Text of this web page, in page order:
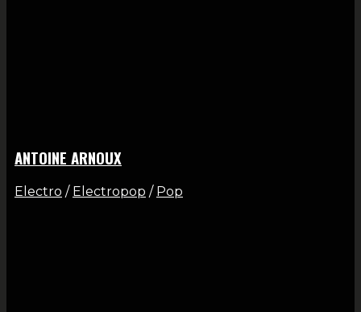
ANTOINE ARNOUX
Electro / Electropop / Pop